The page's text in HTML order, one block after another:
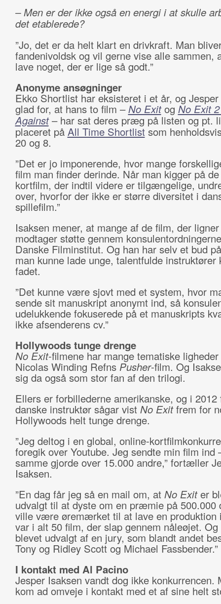
– Men er der ikke også en energi i at skulle
det etablerede?
”Jo, det er da helt klart en drivkraft. Man
fandenivoldsk og vil gerne vise alle sammen,
lave noget, der er lige så godt.”
Anonyme ansøgninger
Ekko Shortlist har eksisteret i et år, og
glad for, at hans to film –No Exitog No Exit
Against– har sat deres præg på listen og pt.
placeret på All Time Shortlistsom
20 og 8.
”Det er jo imponerende, hvor mange
film man finder derinde. Når man kigger på
kortfilm, der indtil videre er tilgængelige,
over, hvorfor der ikke er større diversitet i
spillefilm.”
Isaksen mener, at mange af de film, der
modtager støtte gennem
Danske Filminstitut. Og han har selv et bud
man kunne lade unge, talentfulde instruktører
fadet.
”Det kunne være sjovt med et system, hvor
sende sit manuskript anonymt ind, så
udelukkende fokuserede på et manuskripts
ikke afsenderens cv.”
Hollywoods tunge drenge
No Exit-filmene har mange tematiske
Nicolas Winding Refns Pusher­-film. Og
sig da også som stor fan af den trilogi.
Ellers er forbillederne amerikanske, og i 2012
danske instruktør sågar vist No Exitfrem for
Hollywoods helt tunge drenge.
”Jeg deltog i en global, online-
foregik over Youtube. Jeg sendte min film ind
samme gjorde over 15.000 andre,” fortæller
Isaksen.
”En dag får jeg så en mail om, at No Exiter
udvalgt til at dyste om en præmie på 500.000
ville være øremærket til at lave en produktion
var i alt 50 film, der slap gennem nåleøjet. Og
blevet udvalgt af en jury, som blandt andet
Tony og Ridley Scott og Michael Fassbender.”
I kontakt med Al Pacino
Jesper Isaksen vandt dog ikke konkurrencen.
kom ad omveje i kontakt med et af sine helt